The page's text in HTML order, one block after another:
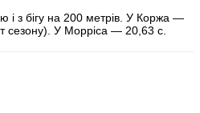
і з бігу на 200 метрів. У Коржа —
сезону). У Морріса — 20,63 с.